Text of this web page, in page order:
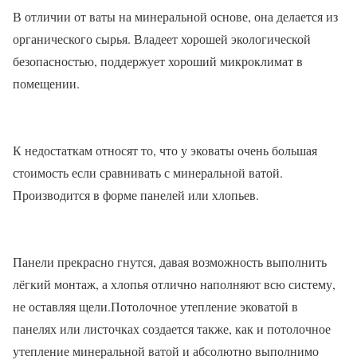
В отличии от ваты на минеральной основе, она делается из
органического сырья. Владеет хорошей экологической
безопасностью, поддержует хороший микроклимат в
помещении.
К недостаткам относят то, что у эковаты очень большая
стоимость если сравнивать с минеральной ватой.
Производится в форме панелей или хлопьев.
Панели прекрасно гнутся, давая возможность выполнить
лёгкий монтаж, а хлопья отлично наполняют всю систему,
не оставляя щели.Потолочное утепление эковатой в
панелях или листочках создается также, как и потолочное
утепление минеральной ватой и абсолютно выполнимо